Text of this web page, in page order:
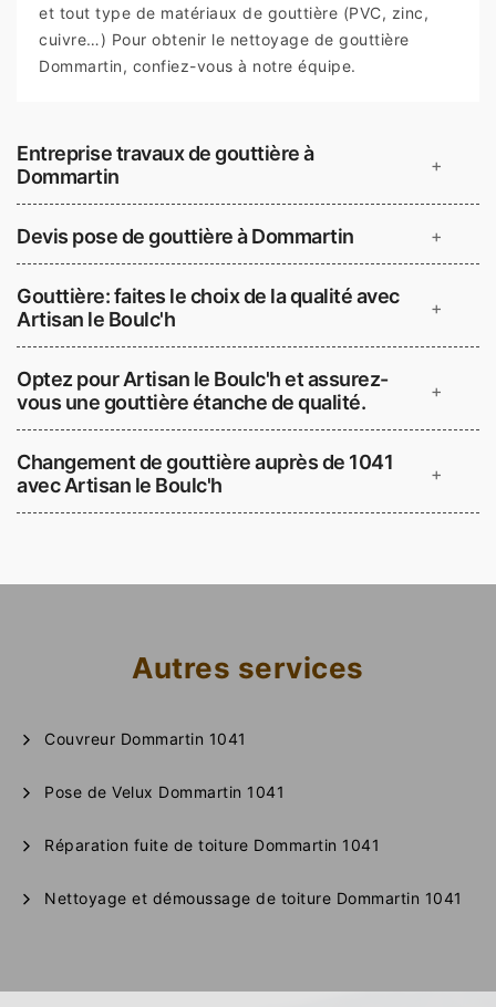
et tout type de matériaux de gouttière (PVC, zinc,
cuivre…) Pour obtenir le nettoyage de gouttière
Dommartin, confiez-vous à notre équipe.
Entreprise travaux de gouttière à
Dommartin
+
Devis pose de gouttière à Dommartin +
Gouttière: faites le choix de la qualité avec
Artisan le Boulc'h
+
Optez pour Artisan le Boulc'h et assurez-
vous une gouttière étanche de qualité.
+
Changement de gouttière auprès de 1041
avec Artisan le Boulc'h
+
Autres services
Couvreur Dommartin 1041
Pose de Velux Dommartin 1041
Réparation fuite de toiture Dommartin 1041
Nettoyage et démoussage de toiture Dommartin 1041